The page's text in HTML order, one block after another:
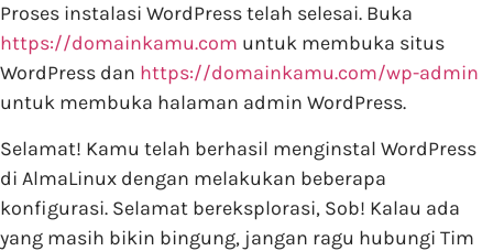
Proses instalasi WordPress telah selesai. Buka
https://domainkamu.com untuk membuka situs
WordPress dan https://domainkamu.com/wp-admin
untuk membuka halaman admin WordPress.
Selamat! Kamu telah berhasil menginstal WordPress
di AlmaLinux dengan melakukan beberapa
konfigurasi. Selamat bereksplorasi, Sob! Kalau ada
yang masih bikin bingung, jangan ragu hubungi Tim